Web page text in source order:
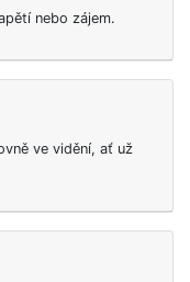
nebo zájem.
ve vidění, ať už